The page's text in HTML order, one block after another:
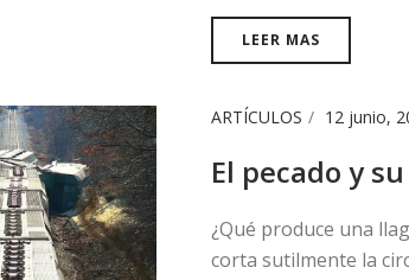
LEER MAS
ARTÍCULOS 12 junio,
El pecado y
¿Qué produce una
corta sutilmente la